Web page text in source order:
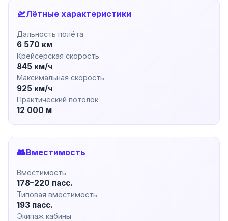
🛫Лётные характеристики
Дальность полёта
6 570 км
Крейсерская скорость
845 км/ч
Максимальная скорость
925 км/ч
Практический потолок
12 000 м
👥Вместимость
Вместимость
178–220 пасс.
Типовая вместимость
193 пасс.
Экипаж кабины